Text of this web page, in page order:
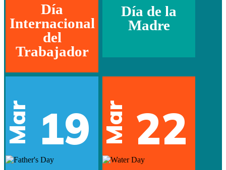
Día
Internacional
del
Trabajador
Día de la
Madre
Mar 19 Mar 22